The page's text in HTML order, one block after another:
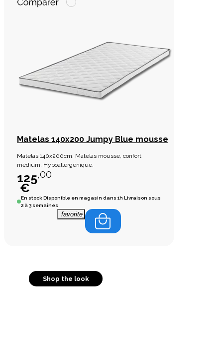
Matelas 140x200 Jumpy Blue mousse
Matelas 140x200cm. Matelas mousse, confort
médium, Hypoallergenique.
125,00
€
En stockDisponible en magasin dans 1h Livraison sous
2 à 3 semaines
favorite_border
Shop the look